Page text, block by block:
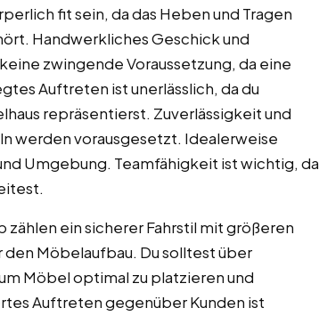
fit sein, da das Heben und Tragen
Handwerkliches Geschick und
zwingende Voraussetzung, da eine
Auftreten ist unerlässlich, da du
repräsentierst. Zuverlässigkeit und
werden vorausgesetzt. Idealerweise
Umgebung. Teamfähigkeit ist wichtig, da
ein sicherer Fahrstil mit größeren
Möbelaufbau. Du solltest über
Möbel optimal zu platzieren und
Auftreten gegenüber Kunden ist